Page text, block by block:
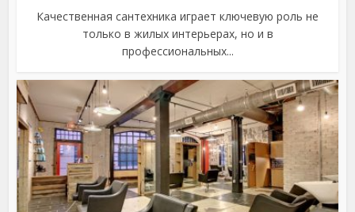
Качественная сантехника играет ключевую роль не
только в жилых интерьерах, но и в
профессиональных...